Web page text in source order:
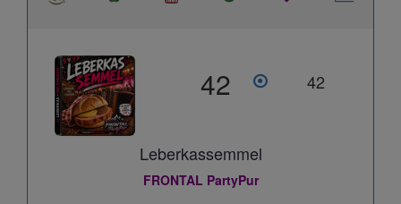
42 42
Leberkassemmel
FRONTAL PartyPur